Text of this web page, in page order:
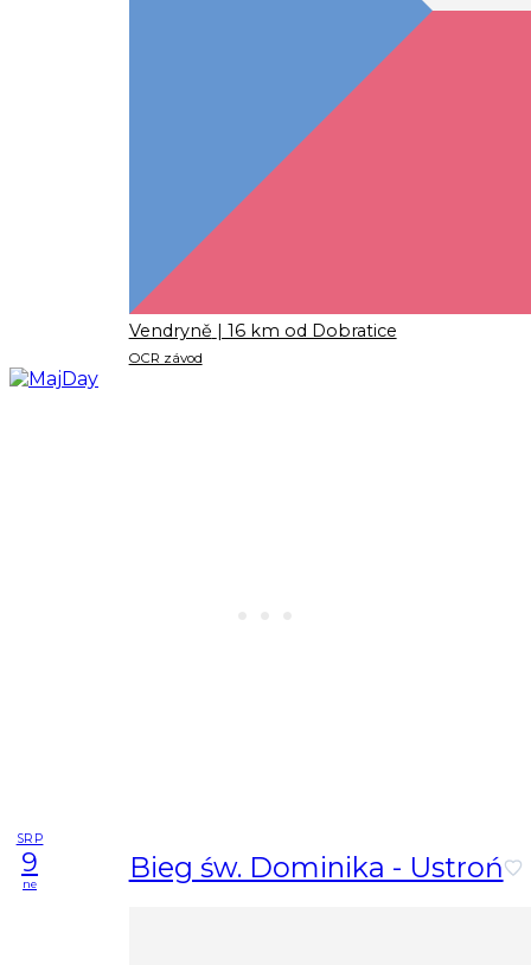
Vendryně | 16 km od Dobratice
OCR závod
SRP
9
ne Bieg św. Dominika - Ustroń